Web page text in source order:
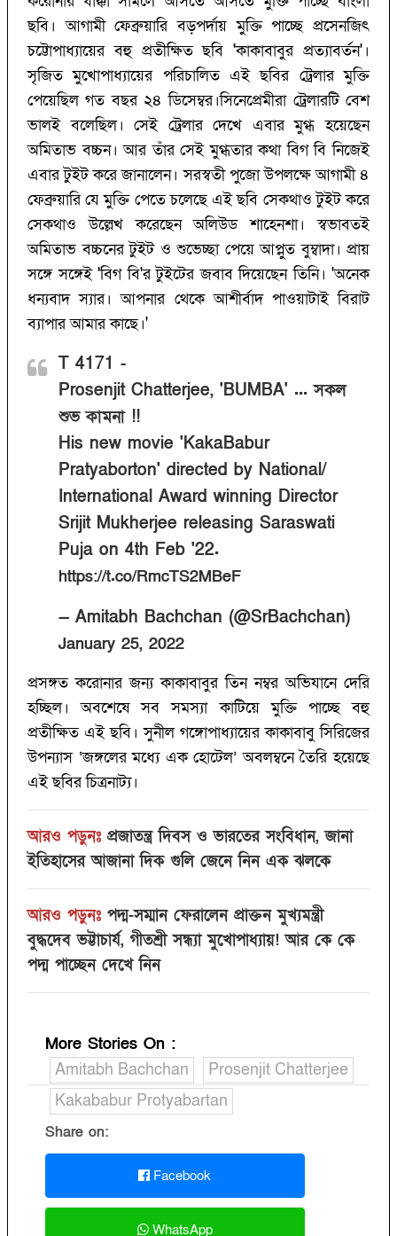
ছবি। আগামী ফেব্রুয়ারি বড়পর্দায় মুক্তি পাচ্ছে প্রসেনজিৎ
চট্টোপাধ্যায়ের বহু প্রতীক্ষিত ছবি 'কাকাবাবুর প্রত্যাবর্তন'।
সৃজিত মুখোপাধ্যায়ের পরিচালিত এই ছবির ট্রেলার মুক্তি
পেয়েছিল গত বছর ২৪ ডিসেম্বর।সিনেপ্রেমীরা ট্রেলারটি বেশ
ভালই বলেছিল। সেই ট্রেলার দেখে এবার মুগ্ধ হয়েছেন
অমিতাভ বচ্চন। আর তাঁর সেই মুগ্ধতার কথা বিগ বি নিজেই
এবার টুইট করে জানালেন। সরস্বতী পুজো উপলক্ষে আগামী ৪
ফেব্রুয়ারি যে মুক্তি পেতে চলেছে এই ছবি সেকথাও টুইট করে
সেকথাও উল্লেখ করেছেন অলিউড শাহেনশা। স্বভাবতই
অমিতাভ বচ্চনের টুইট ও শুভেচ্ছা পেয়ে আপ্লুত বুম্বাদা। প্রায়
সঙ্গে সঙ্গেই 'বিগ বি'র টুইটের জবাব দিয়েছেন তিনি। 'অনেক
ধন্যবাদ স্যার। আপনার থেকে আশীর্বাদ পাওয়াটাই বিরাট
ব্যাপার আমার কাছে।'
T 4171 -
Prosenjit Chatterjee, 'BUMBA' ... সকল
শুভ কামনা !!
His new movie 'KakaBabur
Pratyaborton' directed by National/
International Award winning Director
Srijit Mukherjee releasing Saraswati
Puja on 4th Feb '22.
https://t.co/RmcTS2MBeF
— Amitabh Bachchan (@SrBachchan)
January 25, 2022
প্রসঙ্গত করোনার জন্য কাকাবাবুর তিন নম্বর অভিযানে দেরি
হচ্ছিল। অবশেষে সব সমস্যা কাটিয়ে মুক্তি পাচ্ছে বহু
প্রতীক্ষিত এই ছবি। সুনীল গঙ্গোপাধ্যায়ের কাকাবাবু সিরিজের
উপন্যাস ‘জঙ্গলের মধ্যে এক হোটেল’ অবলম্বনে তৈরি হয়েছে
এই ছবির চিত্রনাট্য।
আরও পড়ুনঃ প্রজাতন্ত্র দিবস ও ভারতের সংবিধান, জানা
ইতিহাসের আজানা দিক গুলি জেনে নিন এক ঝলকে
আরও পড়ুনঃ পদ্ম-সম্মান ফেরালেন প্রাক্তন মুখ্যমন্ত্রী
বুদ্ধদেব ভট্টাচার্য, গীতশ্রী সন্ধ্যা মুখোপাধ্যায়! আর কে কে
পদ্ম পাচ্ছেন দেখে নিন
More Stories On :
Amitabh Bachchan
Prosenjit Chatterjee
Kakababur Protyabartan
Share on:
Facebook
WhatsApp